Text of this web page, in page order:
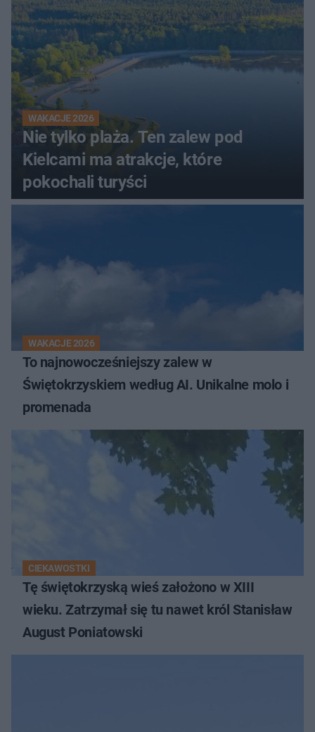
WAKACJE 2026
Nie tylko plaża. Ten zalew pod
Kielcami ma atrakcje, które
pokochali turyści
WAKACJE 2026
To najnowocześniejszy zalew w
Świętokrzyskiem według AI. Unikalne molo i
promenada
CIEKAWOSTKI
Tę świętokrzyską wieś założono w XIII
wieku. Zatrzymał się tu nawet król Stanisław
August Poniatowski